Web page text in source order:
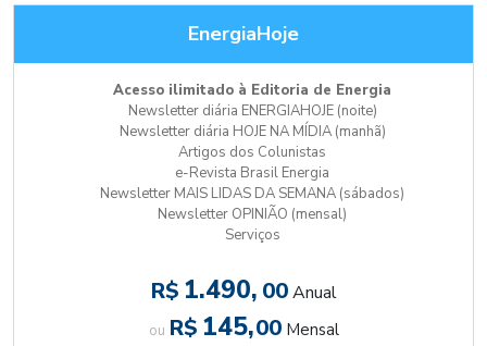
EnergiaHoje
Acesso ilimitado à Editoria de Energia
Newsletter diária ENERGIAHOJE (noite)
Newsletter diária HOJE NA MÍDIA (manhã)
Artigos dos Colunistas
e-Revista Brasil Energia
Newsletter MAIS LIDAS DA SEMANA (sábados)
Newsletter OPINIÃO (mensal)
Serviços
R$ 1.490, 00 Anual
ou R$ 145,00 Mensal